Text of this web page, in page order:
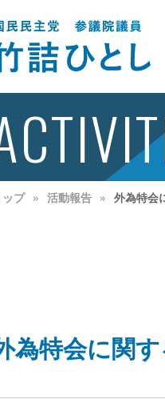
ップ 活動報告 外為特会
為特会に関